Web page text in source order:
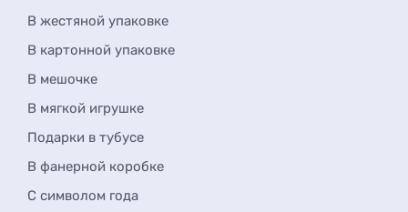
В жестяной упаковке
В картонной упаковке
В мешочке
В мягкой игрушке
Подарки в тубусе
В фанерной коробке
С символом года